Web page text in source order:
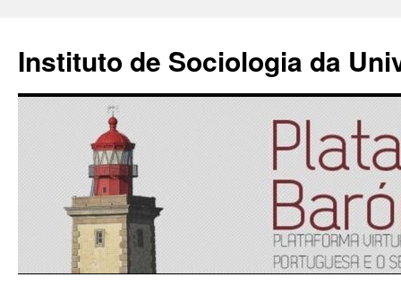
Instituto de Sociologia da